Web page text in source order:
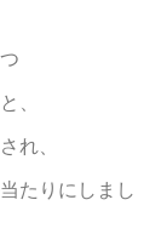
、
れ、
たりにしまし